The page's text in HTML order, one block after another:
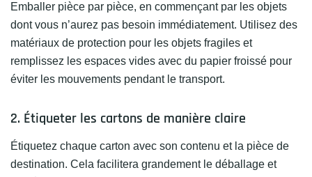
Emballer pièce par pièce, en commençant par les objets
dont vous n’aurez pas besoin immédiatement. Utilisez des
matériaux de protection pour les objets fragiles et
remplissez les espaces vides avec du papier froissé pour
éviter les mouvements pendant le transport.
2. Étiqueter les cartons de manière claire
Étiquetez chaque carton avec son contenu et la pièce de
destination. Cela facilitera grandement le déballage et